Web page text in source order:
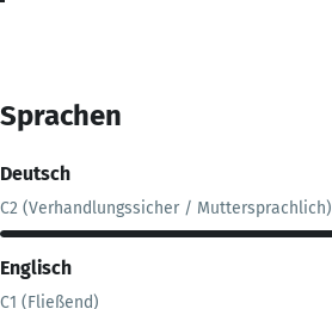
Sprachen
Deutsch
C2 (Verhandlungssicher / Muttersprachlich)
Englisch
C1 (Fließend)